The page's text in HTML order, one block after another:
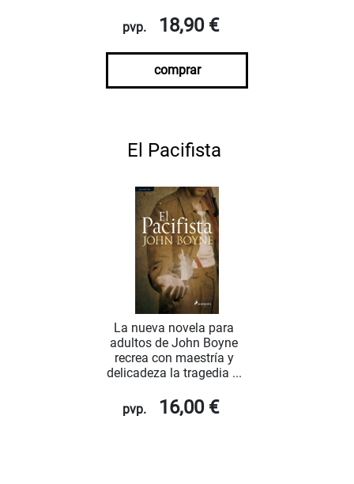
pvp. 18,90 €
comprar
El Pacifista
La nueva novela para
adultos de John Boyne
recrea con maestría y
delicadeza la tragedia ...
pvp. 16,00 €